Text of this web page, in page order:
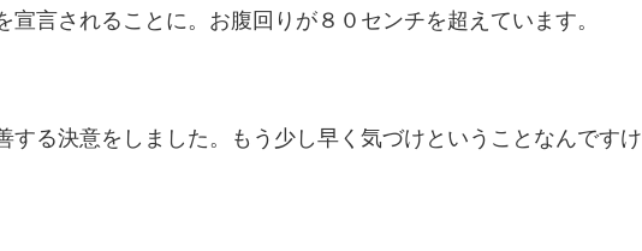
言されることに。お腹回りが８０センチを超えています。
する決意をしました。もう少し早く気づけということなんですけ